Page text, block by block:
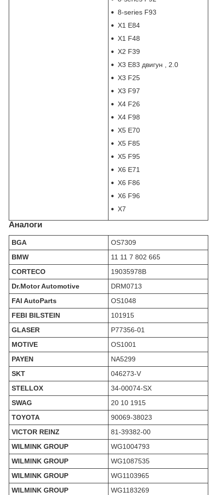
8-series F93
X1 E84
X1 F48
X2 F39
X3 E83 двигун , 2.0
X3 F25
X3 F97
X4 F26
X4 F98
X5 E70
X5 F85
X5 F95
X6 E71
X6 F86
X6 F96
X7
Аналоги
BGA
OS7309
BMW
11 11 7 802 665
CORTECO
19035978B
Dr.Motor Automotive
DRM0713
FAI AutoParts
OS1048
FEBI BILSTEIN
101915
GLASER
P77356-01
MOTIVE
OS1001
PAYEN
NA5299
SKT
046273-V
STELLOX
34-00074-SX
SWAG
20 10 1915
TOYOTA
90069-38023
VICTOR REINZ
81-39382-00
WILMINK GROUP
WG1004793
WILMINK GROUP
WG1087535
WILMINK GROUP
WG1103965
WILMINK GROUP
WG1183269